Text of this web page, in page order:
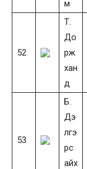
м
52
Т.
До
рж
хан
д
53
Б.
Дэ
лгэ
рс
айх